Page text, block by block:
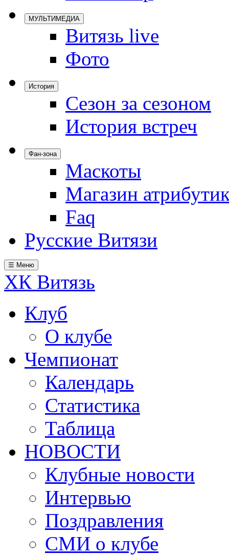
МУЛЬТИМЕДИА
Витязь live
Фото
История
Сезон за сезоном
История встреч
Фан-зона
Маскоты
Магазин
Faq
Русские Витязи
☰ Меню
ХК Витязь
Клуб
О клубе
Чемпионат
Календарь
Статистика
Таблица
НОВОСТИ
Клубные новости
Интервью
Поздравления
СМИ о клубе